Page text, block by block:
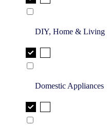
DIY, Home & Living
Domestic Appliances